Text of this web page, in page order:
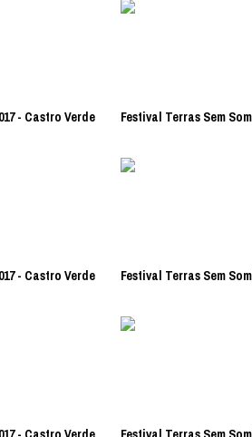
- Castro Verde Festival Terras Sem
- Castro Verde Festival Terras Sem